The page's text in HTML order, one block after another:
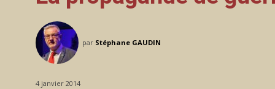
par Stéphane GAUDIN
4 janvier 2014